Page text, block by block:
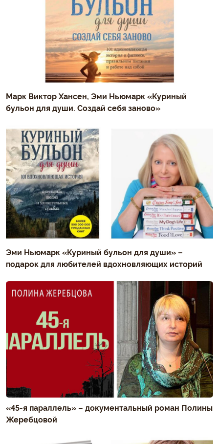
Марк Виктор Хансен, Эми Ньюмарк «Куриный
бульон для души. Создай себя заново»
Эми Ньюмарк «Куриный бульон для души» –
подарок для любителей вдохновляющих историй
«45-я параллель» – документальный роман Полины
Жеребцовой